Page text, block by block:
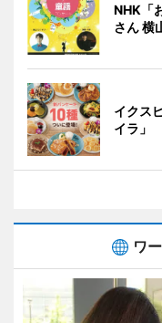
NHK「
さん 横
イクス
イラ」
ワ